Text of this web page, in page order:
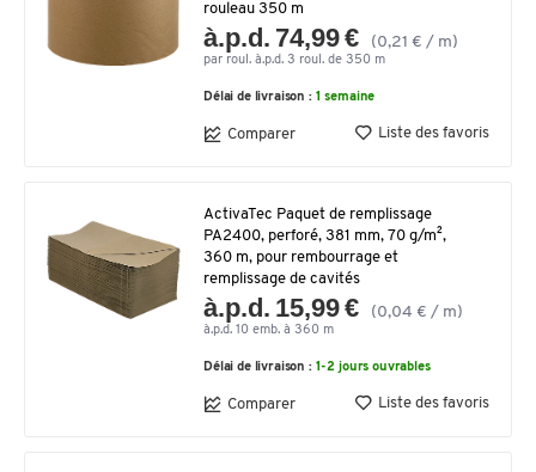
rouleau 350 m
à.p.d. 74,99 € (0,21 € / m)
par roul. à.p.d. 3 roul. de 350 m
Délai de livraison : 1 semaine
Comparer Liste des favoris
ActivaTec Paquet de remplissage
PA2400, perforé, 381 mm, 70 g/m²,
360 m, pour rembourrage et
remplissage de cavités
à.p.d. 15,99 € (0,04 € / m)
à.p.d. 10 emb. à 360 m
Délai de livraison : 1-2 jours ouvrables
Comparer Liste des favoris